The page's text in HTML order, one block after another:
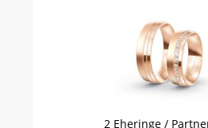
2 Eheringe /